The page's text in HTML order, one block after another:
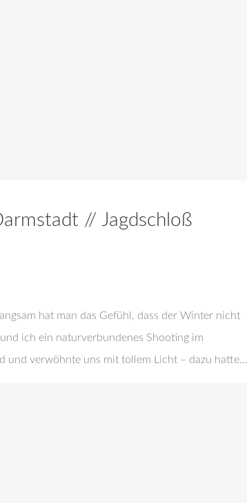
// Jagdschloß
hat man das Gefühl, dass der Winter nicht
ich ein naturverbundenes Shooting im
und verwöhnte uns mit tollem Licht – dazu hatte…